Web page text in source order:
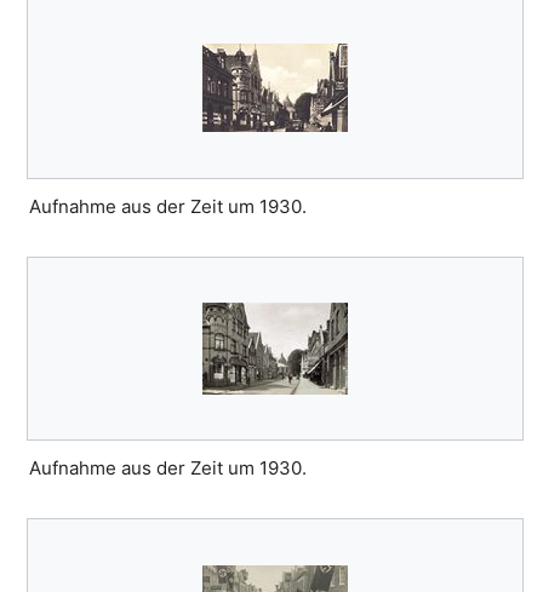
Aufnahme aus der Zeit um 1930.
Aufnahme aus der Zeit um 1930.